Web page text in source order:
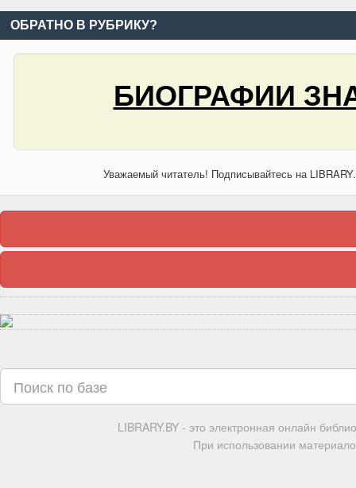
ОБРАТНО В РУБРИКУ?
БИОГРАФИИ
Уважаемый читатель! Подписывайтесь на
LIBRARY.BY - это электронная онлайн
При использовании